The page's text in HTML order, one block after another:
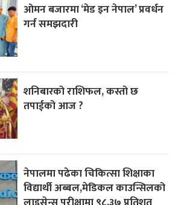
ओमन बजारमा ‘मेड इन नेपाल’ प्रवर्धन
गर्न समझदारी
शनिबारको राशिफल, कस्तो छ
तपाईको आज ?
नेपालमा पढेका चिकित्सा शिक्षाका
विद्यार्थी अब्बल,मेडिकल काउन्सिलको